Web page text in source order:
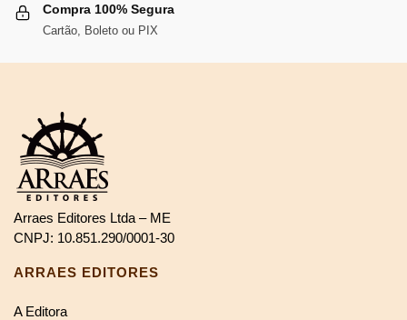
Compra 100% Segura
Cartão, Boleto ou PIX
Arraes Editores Ltda – ME
CNPJ: 10.851.290/0001-30
ARRAES EDITORES
A Editora